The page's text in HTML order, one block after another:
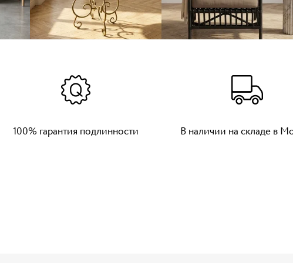
100% гарантия подлинности В наличии на складе в